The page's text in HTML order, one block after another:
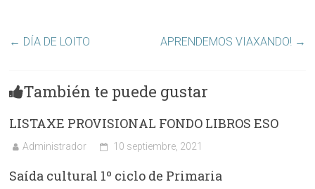
← DÍA DE LOITO APRENDEMOS VIAXANDO! →
También te puede gustar
LISTAXE PROVISIONAL FONDO LIBROS ESO
Administrador 10 septiembre, 2021
Saída cultural 1º ciclo de Primaria